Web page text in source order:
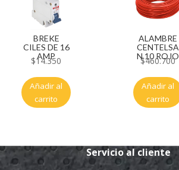
BREKE
CILES DE 16
AMP
$14.350
Añadir al
carrito
ALAMBRE
CENTELSA
N 10 ROJO
$460.700
Añadir al
carrito
Servicio al cliente